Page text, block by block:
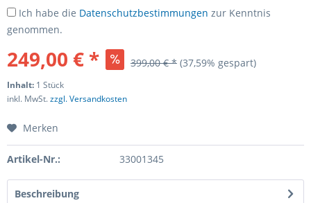
Ich habe die Datenschutzbestimmungen zur Kenntnis
genommen.
249,00 € * 399,00 € * (37,59% gespart)
Inhalt: 1 Stück
inkl. MwSt.zzgl. Versandkosten
Merken
Artikel-Nr.: 33001345
Beschreibung